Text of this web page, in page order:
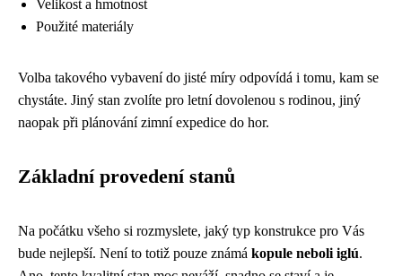
Velikost a hmotnost
Použité materiály
Volba takového vybavení do jisté míry odpovídá i tomu, kam se
chystáte. Jiný stan zvolíte pro letní dovolenou s rodinou, jiný
naopak při plánování zimní expedice do hor.
Základní provedení stanů
Na počátku všeho si rozmyslete, jaký typ konstrukce pro Vás
bude nejlepší. Není to totiž pouze známá kopule neboli iglú.